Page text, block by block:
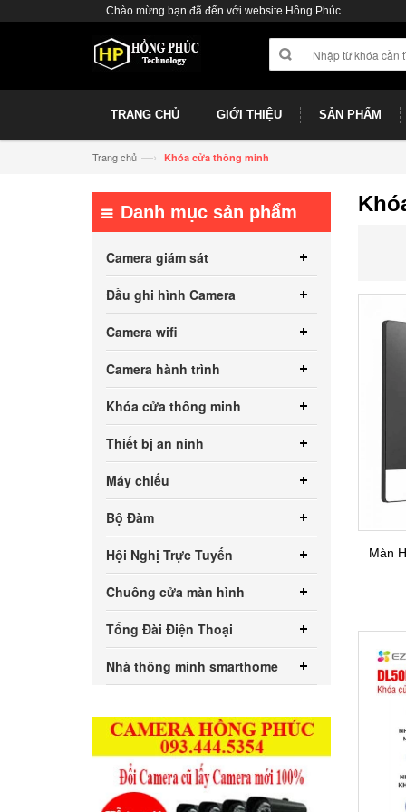
Chào mừng bạn đã đến với website Hồng Phúc
TRANG CHỦ GIỚI THIỆU SẢN PHẨM
Trang chủ —› Khóa cửa thông minh
Màn
Danh mục sản phẩm
Camera giám sát
Đầu ghi hình Camera
Camera wifi
Camera hành trình
Khóa cửa thông minh
Thiết bị an ninh
Máy chiếu
Bộ Đàm
Hội Nghị Trực Tuyến
Chuông cửa màn hình
Tổng Đài Điện Thoại
Nhà thông minh smarthome